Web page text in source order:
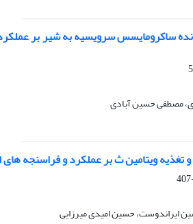
ساکرومایسس سرویسیه به شیر بر
مصطفی حسین آبادی
ویتامین ث بر عملکرد و فراسنجه
ایراندوست، حسین امیدی میرزایی